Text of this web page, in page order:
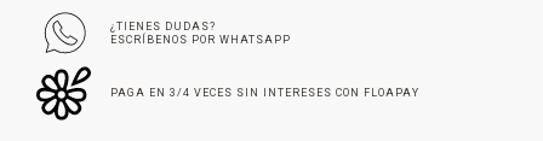
¿TIENES DUDAS?
ESCRÍBENOS POR WHATSAPP
PAGA EN 3/4 VECES SIN INTERESES CON FLOAPAY